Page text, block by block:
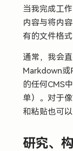
当我完成工
内容与将内
有的文件格式
通常，我会
Markdown或
的任何CMS
单）。对于
和粘贴也可以
研究、